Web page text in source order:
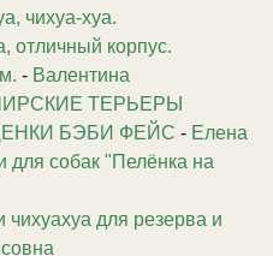
чихуа-хуа.
отличный корпус.
- Валентина
ТЕРЬЕРЫ
БЭБИ ФЕЙС - Елена
для собак "Пелёнка на
чихуахуа для резерва и